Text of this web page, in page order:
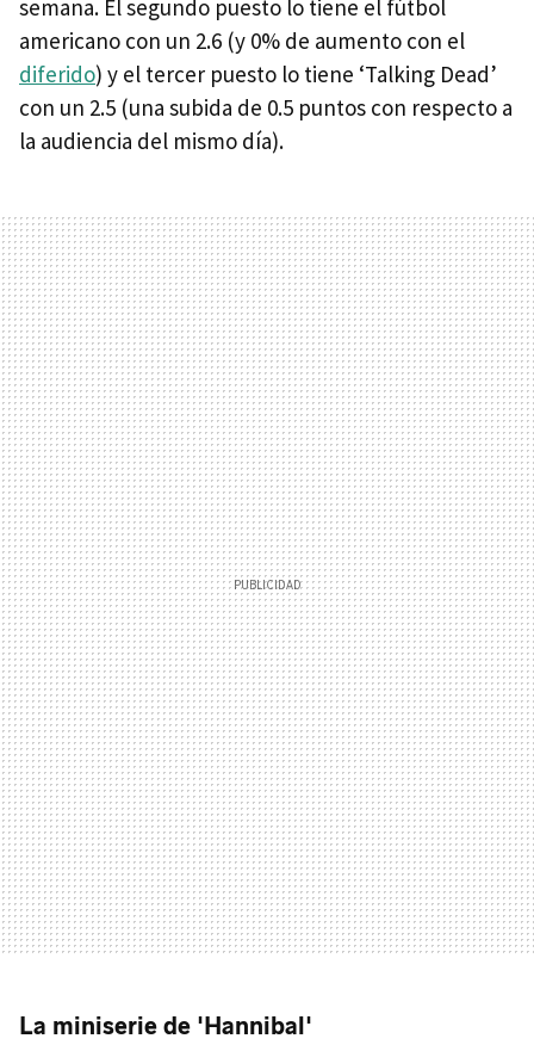
semana. El segundo puesto lo tiene el fútbol
americano con un 2.6 (y 0% de aumento con el
diferido) y el tercer puesto lo tiene ‘Talking Dead’
con un 2.5 (una subida de 0.5 puntos con respecto a
la audiencia del mismo día).
La miniserie de 'Hannibal'